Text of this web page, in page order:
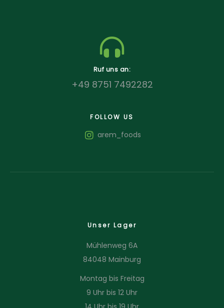
Ruf uns an:
+49 8751 7492282
FOLLOW US
arem_foods
Unser Lager
Mühlenweg 6A
84048 Mainburg
Montag bis Freitag
9 Uhr bis 12 Uhr